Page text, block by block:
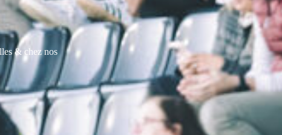
& chez nos